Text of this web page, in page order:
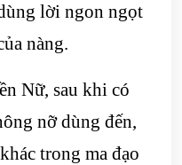
lời ngon ngọt
nàng.
Nữ, sau khi có
nỡ dùng đến,
trong ma đạo